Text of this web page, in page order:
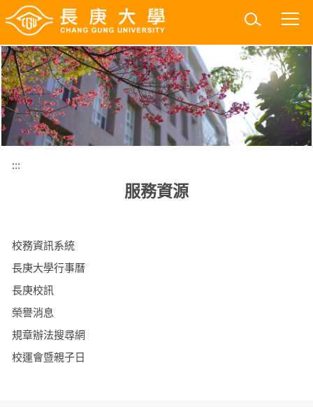
跳
到
要
內
容
區
:::
服務資源
校務資訊系統
長庚大學行事曆
長庚校訊
榮譽消息
規章辦法搜尋網
校運會暨親子日